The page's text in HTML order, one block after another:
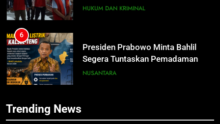
Dugaan Korupsi Dana Hibah
HUKUM DAN KRIMINAL
6
Presiden Prabowo Minta Bahlil
Segera Tuntaskan Pemadaman
Listrik di Kalsel-Teng
NUSANTARA
Trending News
5
Ketua dan Empat Komisioner KPU
Kotim Resmi Jadi Tersangka
6